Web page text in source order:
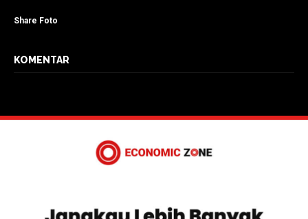
Share Foto
KOMENTAR